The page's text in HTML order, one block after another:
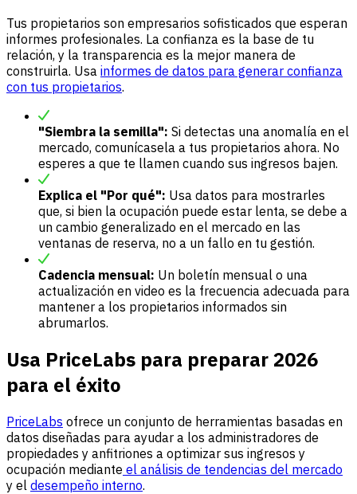
Tus propietarios son empresarios sofisticados que esperan
informes profesionales. La confianza es la base de tu
relación, y la transparencia es la mejor manera de
construirla. Usa informes de datos para generar confianza
con tus propietarios.
"Siembra la semilla": Si detectas una anomalía en el
mercado, comunícasela a tus propietarios ahora. No
esperes a que te llamen cuando sus ingresos bajen.
Explica el "Por qué": Usa datos para mostrarles
que, si bien la ocupación puede estar lenta, se debe a
un cambio generalizado en el mercado en las
ventanas de reserva, no a un fallo en tu gestión.
Cadencia mensual: Un boletín mensual o una
actualización en video es la frecuencia adecuada para
mantener a los propietarios informados sin
abrumarlos.
Usa PriceLabs para preparar 2026
para el éxito
PriceLabs ofrece un conjunto de herramientas basadas en
datos diseñadas para ayudar a los administradores de
propiedades y anfitriones a optimizar sus ingresos y
ocupación mediante el análisis de tendencias del mercado
y el desempeño interno.